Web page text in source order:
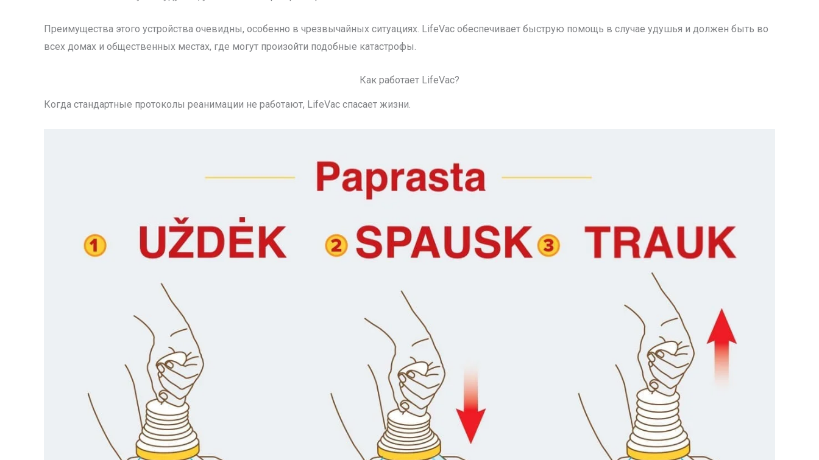
Преимущества этого устройства очевидны, особенно в чрезвычайных ситуациях. LifeVac обеспечивает быструю помощь в случае удушья и должен быть во
всех домах и общественных местах, где могут произойти подобные катастрофы.
Как работает LifeVac?
Когда стандартные протоколы реанимации не работают, LifeVac спасает жизни.